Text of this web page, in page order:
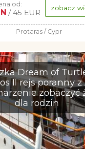
od:
/ 45 EUR zobacz
Protaras / Cypr
Dream of
II rejs poranny z
zobaczyć
dla rodzin